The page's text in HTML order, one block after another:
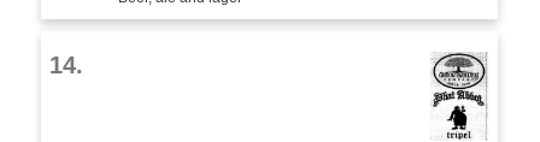
14.